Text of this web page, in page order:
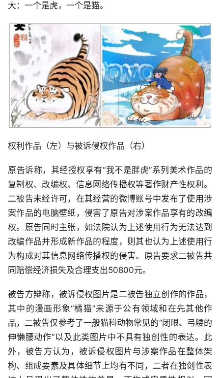
大：一个是虎，一个是猫。
权利作品（左）与被诉侵权作品（右）
原告诉称，其经授权享有“我不是胖虎”系列美术作品的
复制权、改编权、信息网络传播权等著作财产性权利。
二被告未经许可，在其经营的微博账号中发布了使用涉
案作品的电脑壁纸，侵害了原告对涉案作品享有的改编
权。原告同时主张，如法院认为上述使用行为无法达到
改编作品并形成新作品的程度，则其也认为上述使用行
为构成对其信息网络传播权的侵害。原告要求二被告共
同赔偿经济损失及合理支出50800元。
被告方辩称，被诉侵权图片是二被告独立创作的作品，
其中的漫画形象“橘猫”来源于公有领域和在先其他作
品，二被告仅参考了一般猫科动物常见的“闭眼、弓腰的
伸懒腰动作”以及此类图片中不具有独创性的表达。此
外，被告方认为，被诉侵权图片与涉案作品在整体架
构、组成要素及具体细节上均有不同，二者在独创性表